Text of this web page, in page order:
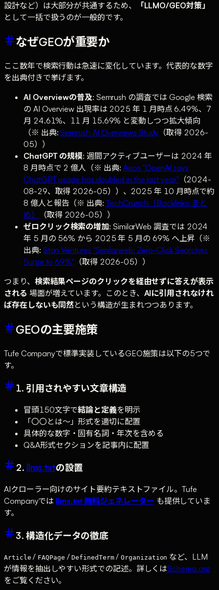
設計など）は大部分が共通するため、
「LLMO/GEO対策」
として一括で扱うのが一般的です。
なぜGEOが重要か
ここ数年で検索行動は急速に変化しています。代表的な数字
を出典付きで挙げます。
AI Overviewの普及: Semrush の調査では Google 検索
の AI Overview 出現率は 2025 年 1 月時点 6.49%、7
月 24.61%、11 月 15.69% と変動しつつ拡大傾向
（※ 出典:Semrush AI Overviews Study （取得 2026-
05））
ChatGPT の規模: 週間アクティブユーザーは 2024 年
8 月時点で 2 億人（※ 出典: Axios "OpenAI says
ChatGPT usage has doubled in the last year"（2024-
08-29、取得 2026-05））、2025 年 10 月時点で約
8 億人と報告（※ 出典: TechCrunch（Backlinko まと
め）
（取得 2026-05））
ゼロクリック検索の増加: SimilarWeb 調査では 2024
年 5 月の 56% から 2025 年 5 月の 69% へ上昇（※
出典: Stan Ventures "Similarweb: Zero-Click Searches
Surge to 69%"（取得 2026-05））
つまり、 検索結果ページのクリックを経由せずに答えが表示
される 場面が増えています。このとき、 AIに引用されなけれ
ば存在しないも同然という構造が生まれつつあります。
GEOの主要施策
Tufe Companyで標準実装しているGEO施策は以下の5つで
す。
1. 引用されやすい文章構造
冒頭150文字で結論と定義を明示
「〇〇とは〜」形式を適切に配置
具体的な数字・固有名詞・年次を含める
Q&A形式セクションを記事内に配置
2. llms.txtの設置
AIクローラー向けのサイト要約テキストファイル。Tufe
Companyでは llms.txt 無料ジェネレーター も提供していま
す。
3. 構造化データの徹底
Article / FAQPage /DefinedTerm/Organization など、LLM
が情報を抽出しやすい形式での記述。詳しくはSchema.org
をご覧ください。